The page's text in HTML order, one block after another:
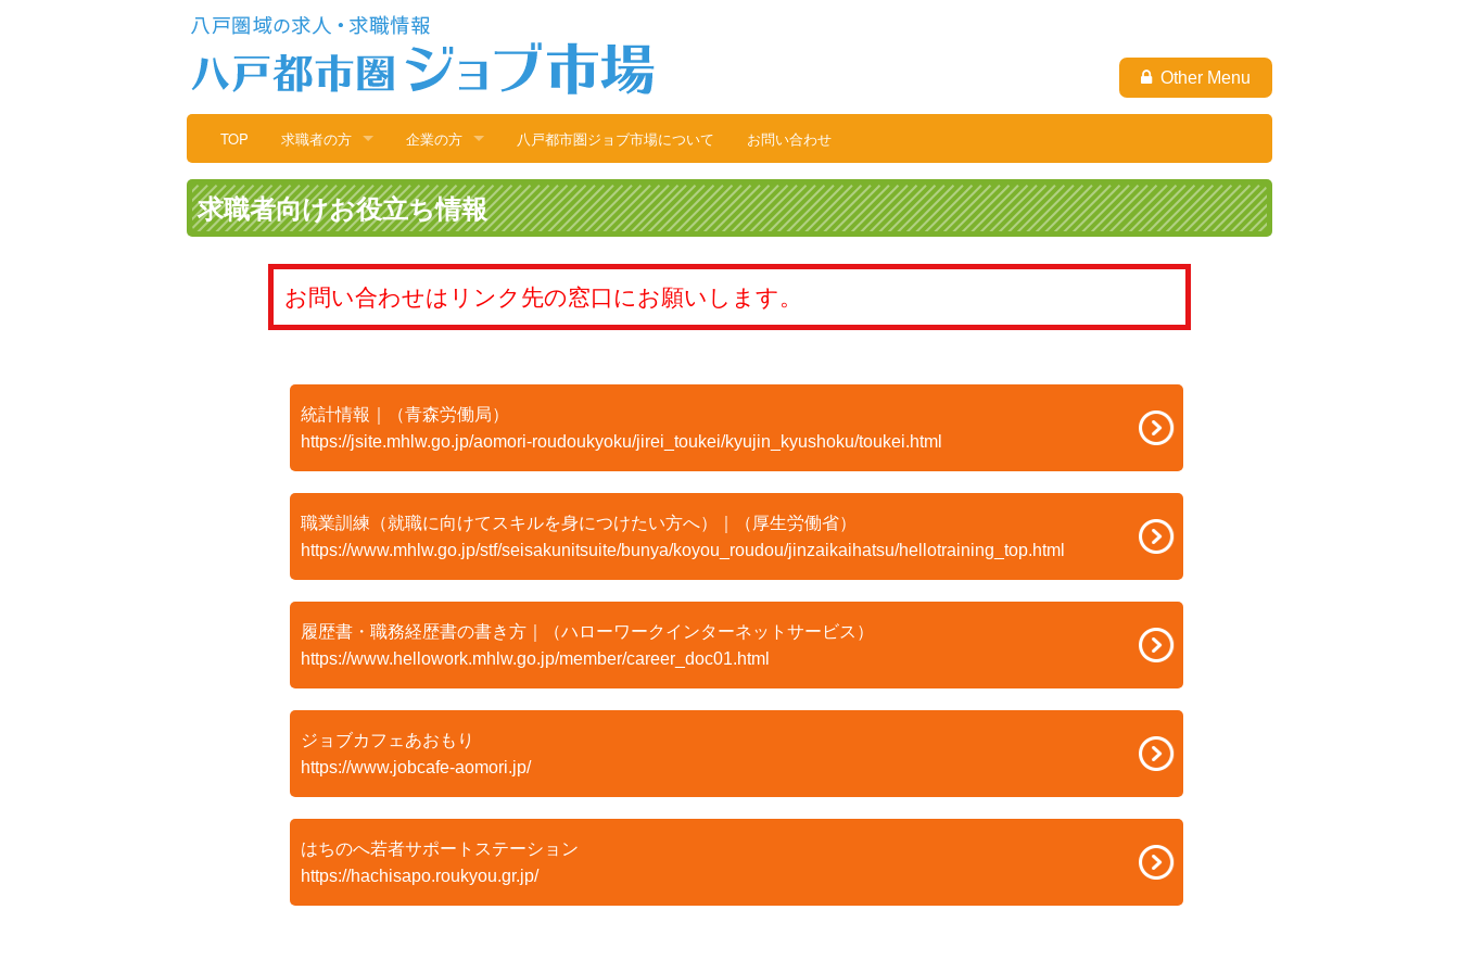
Other Menu
TOP 求職者の方
求職者登録
求人検索/情報
求職者向けお役立ち情報
求職者向け支援情報
企業の方
企業登録・求人申込み
企業検索/情報
人材検索/情報
企業向け支援情報
八戸都市圏ジョブ市場について お問い合わせ
求職者向けお役立ち情報
お問い合わせはリンク先の窓口にお願いします。
統計情報｜（青森労働局）
https://jsite.mhlw.go.jp/aomori-roudoukyoku/jirei_toukei/kyujin_kyushoku/toukei.html
職業訓練（就職に向けてスキルを身につけたい方へ）｜（厚生労働省）
https://www.mhlw.go.jp/stf/seisakunitsuite/bunya/koyou_roudou/jinzaikaihatsu/hellotraining_top.html
履歴書・職務経歴書の書き方｜（ハローワークインターネットサービス）
https://www.hellowork.mhlw.go.jp/member/career_doc01.html
ジョブカフェあおもり
https://www.jobcafe-aomori.jp/
はちのへ若者サポートステーション
https://hachisapo.roukyou.gr.jp/